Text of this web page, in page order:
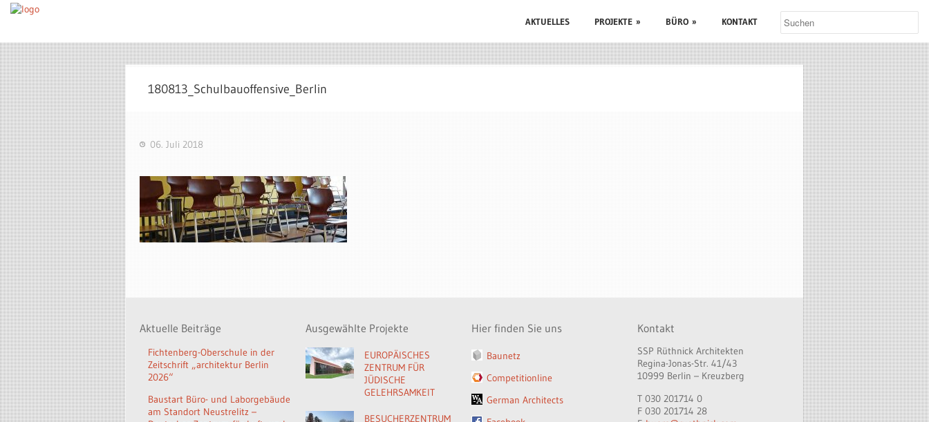
AKTUELLES PROJEKTE » BÜRO » KONTAKT
180813_Schulbauoffensive_Berlin
06. Juli 2018
Aktuelle Beiträge
Fichtenberg-Oberschule in der
Zeitschrift „architektur Berlin
2026“
Baustart Büro- und Laborgebäude
am Standort Neustrelitz –
Ausgewählte Projekte
EUROPÄISCHES
ZENTRUM FÜR
JÜDISCHE
GELEHRSAMKEIT
BESUCHERZENTRUM
Hier finden Sie uns
Baunetz
Competitionline
German Architects
Kontakt
SSP Rüthnick Architekten
Regina-Jonas-Str. 41/43
10999 Berlin – Kreuzberg
T 030 201714 0
F 030 201714 28